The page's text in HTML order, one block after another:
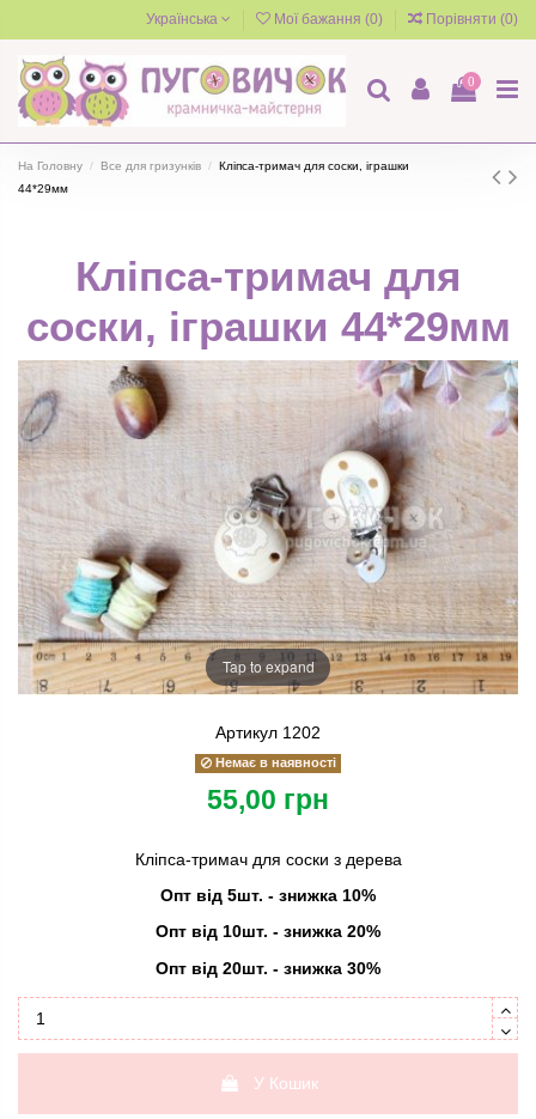
Українська Мої бажання (0) Порівняти (0)
0
На Головну Все для гризунків
Кліпса-тримач для соски, іграшки
44*29мм
Кліпса-тримач для
соски, іграшки 44*29мм
Tap to expand
Артикул 1202
Немає в наявності
55,00 грн
Кліпса-тримач для соски з дерева
Опт від 5шт. - знижка 10%
Опт від 10шт. - знижка 20%
Опт від 20шт. - знижка 30%
У Кошик